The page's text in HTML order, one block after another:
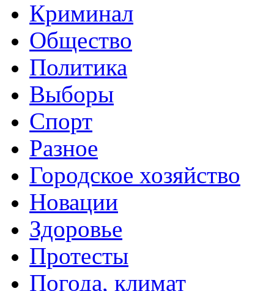
Криминал
Общество
Политика
Выборы
Спорт
Разное
Городское хозяйство
Новации
Здоровье
Протесты
Погода, климат